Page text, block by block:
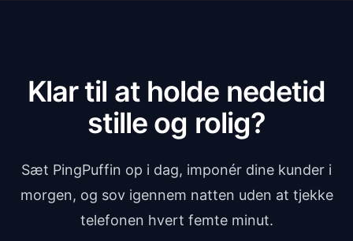
Klar til at holde nedetid
stille og rolig?
Sæt PingPuffin op i dag, imponér dine kunder i
morgen, og sov igennem natten uden at tjekke
telefonen hvert femte minut.